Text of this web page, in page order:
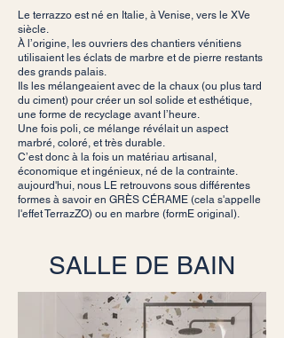
Le terrazzo est né en Italie, à Venise, vers le XVe
siècle.
À l’origine, les ouvriers des chantiers vénitiens
utilisaient les éclats de marbre et de pierre restants
des grands palais.
Ils les mélangeaient avec de la chaux (ou plus tard
du ciment) pour créer un sol solide et esthétique,
une forme de recyclage avant l’heure.
Une fois poli, ce mélange révélait un aspect
marbré, coloré, et très durable.
C’est donc à la fois un matériau artisanal,
économique et ingénieux, né de la contrainte.
aujourd'hui, nous LE retrouvons sous différentes
formes à savoir en GRÈS CÉRAME (cela s'appelle
l'effet TerrazZO) ou en marbre (formE original).
SALLE DE BAIN